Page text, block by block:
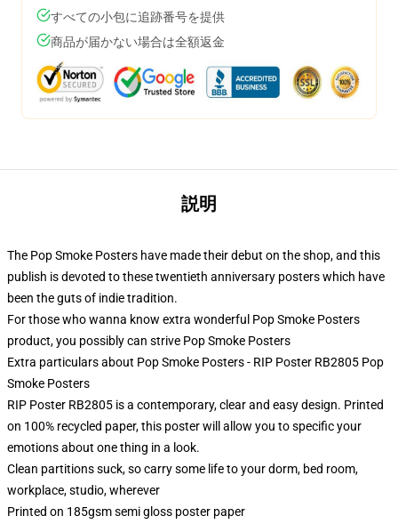
すべての小包に追跡番号を提供
商品が届かない場合は全額返金
説明
The Pop Smoke Posters have made their debut on the shop, and this
publish is devoted to these twentieth anniversary posters which have
been the guts of indie tradition.
For those who wanna know extra wonderful Pop Smoke Posters
product, you possibly can strive Pop Smoke Posters
Extra particulars about Pop Smoke Posters - RIP Poster RB2805 Pop
Smoke Posters
RIP Poster RB2805 is a contemporary, clear and easy design. Printed
on 100% recycled paper, this poster will allow you to specific your
emotions about one thing in a look.
Clean partitions suck, so carry some life to your dorm, bed room,
workplace, studio, wherever
Printed on 185gsm semi gloss poster paper